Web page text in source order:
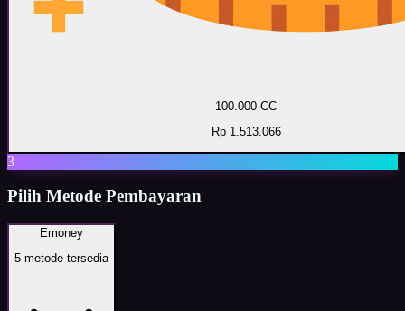
100.000 CC
Rp 1.513.066
3
Pilih Metode Pembayaran
Emoney
5 metode tersedia